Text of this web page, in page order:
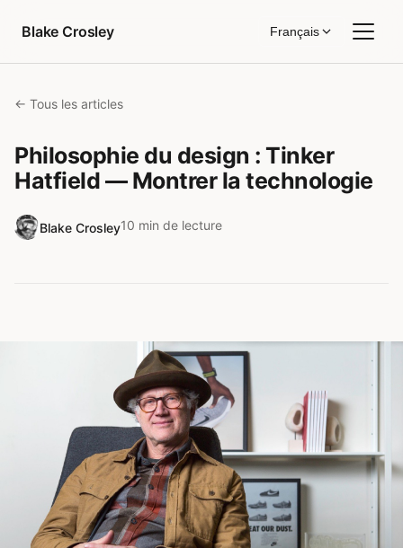
Blake Crosley
Français
← Tous les articles
Philosophie du design : Tinker
Hatfield — Montrer la technologie
Blake Crosley10 min de lecture